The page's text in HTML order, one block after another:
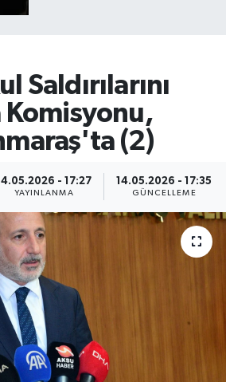
Saldırılarını
Komisyonu,
(2)
- 17:27
YAYINLANMA
14.05.2026 - 17:35
GÜNCELLEME